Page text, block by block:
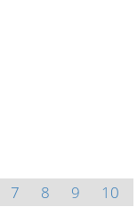
7 8 9
10